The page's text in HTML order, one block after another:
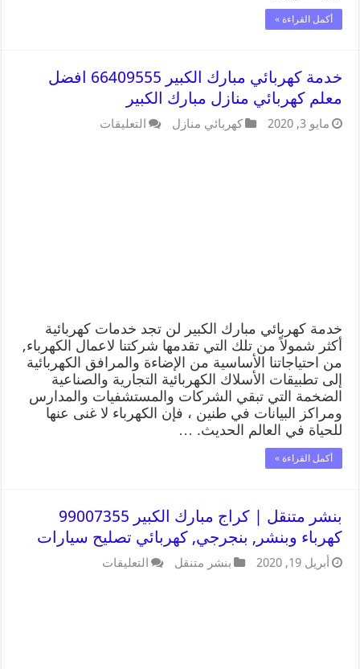
أكمل القراءة »
خدمة كهربائي مبارك الكبير 66409555 افضل
معلم كهربائي منازل مبارك الكبير
مايو 3, 2020 كهربائي منازل التعليقات
خدمة كهربائي مبارك الكبير لن تجد خدمات كهربائية
أكثر شمولاً من تلك التي تقدمها شركتنا لاعمال الكهرباء,
من احتياجاتنا الأساسية من الإضاءة والمرافق الكهربائية
إلى تطبيقات الأسلاك الكهربائية التجارية والصناعية
الضخمة التي تبقي الشركات والمستشفيات والمدارس
ومراكز البيانات في طنين ، فإن الكهرباء لا غنى عنها
للحياة في العالم الحديث. …
أكمل القراءة »
بنشر متنقل | كراج مبارك الكبير 99007355
كهرباء وبنشر, بنجرجي, كهربائي تصليح سيارات
أبريل 19, 2020 بنشر متنقل التعليقات